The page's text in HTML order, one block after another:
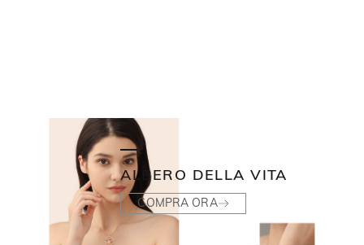
ALBERO DELLA VITA
COMPRA ORA